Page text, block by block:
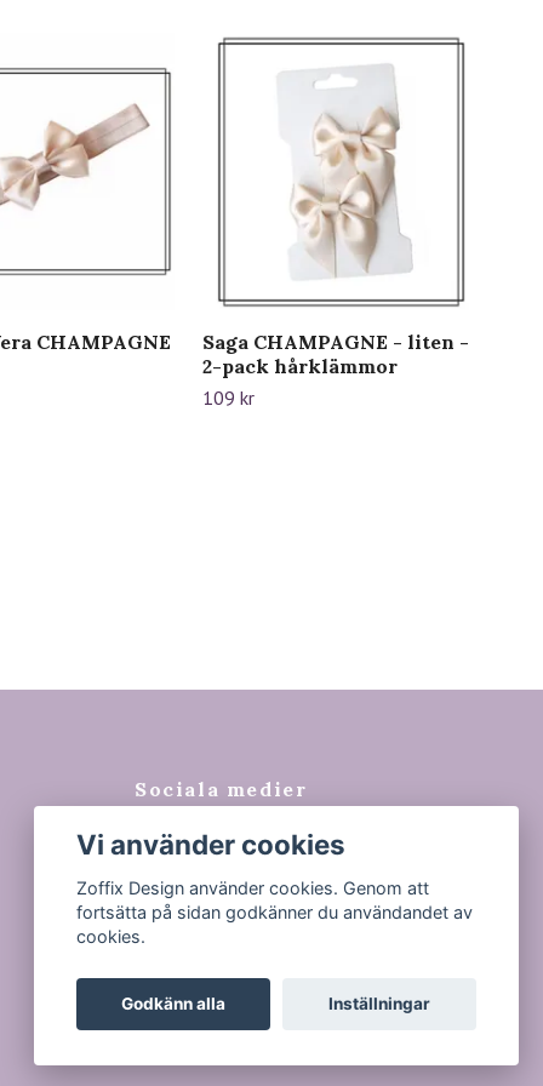
CHAMPAGNE
Saga CHAMPAGNE - liten -
2-pack hårklämmor
109 kr
Sociala medier
Facebook
Instagram
Tiktok
Vi använder cookies
Zoffix Design använder cookies. Genom att
fortsätta på sidan godkänner du användandet av
cookies.
Godkänn alla Inställningar